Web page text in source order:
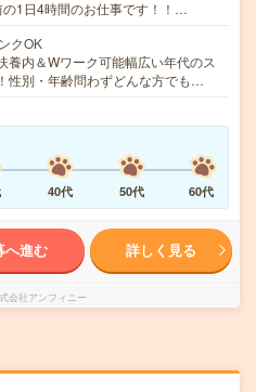
1日4時間のお仕事です！！…
クOK
養内＆Wワーク可能幅広い年代のス
性別・年齢問わずどんな方でも…
40代 50代 60代
へ進む 詳しく見る
会社アンフィニー